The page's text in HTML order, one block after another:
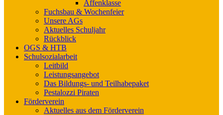
Affenklasse
Fuchsbau & Wochenfeier
Unsere AGs
Aktuelles Schuljahr
Rückblick
OGS & HTB
Schulsozialarbeit
Leitbild
Leistungsangebot
Das Bildungs- und Teilhabepaket
Pestalozzi Piraten
Förderverein
Aktuelles aus dem Förderverein